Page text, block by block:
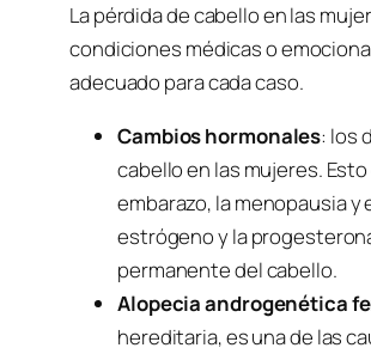
La pérdida de cabello en las
condiciones médicas o
adecuado para cada caso.
Cambios hormonales: los
cabello en las mujeres.
embarazo, la menopausia
estrógeno y la
permanente del cabello.
Alopecia androgenética
hereditaria, es una de las